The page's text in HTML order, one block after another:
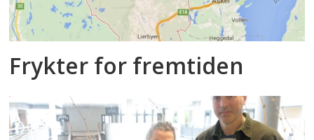
Frykter for fremtiden